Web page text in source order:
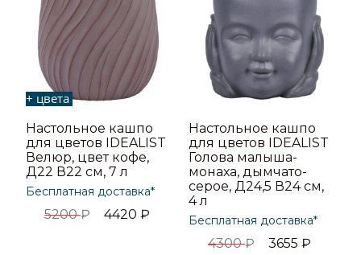
+ цвета
Настольное кашпо
для цветов IDEALIST
Велюр, цвет кофе,
Д22 В22 см, 7 л
Бесплатная доставка*
5200₽ 4420₽
Настольное кашпо
для цветов IDEALIST
Голова малыша-
монаха, дымчато-
серое, Д24,5 В24 см,
4 л
Бесплатная доставка*
4300₽ 3655₽